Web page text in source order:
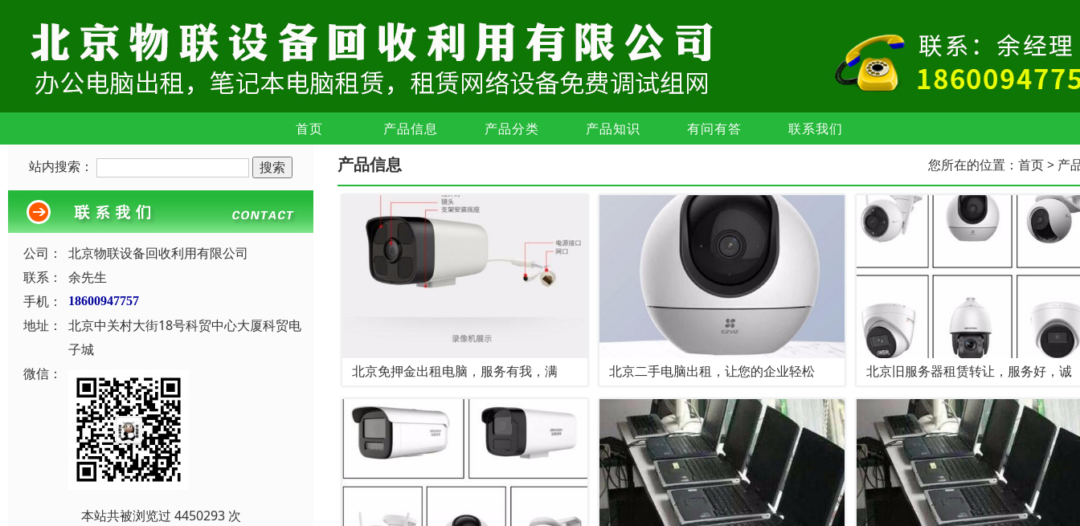
首页 产品信息 产品分类 产品知识 有问有答 联系我们
站内搜索：
公司：
北京物联设备回收利用有限公司
联系：
余先生
手机：
18600947757
地址：
北京中关村大街18号科贸中心大厦科贸电
子城
微信：
本站共被浏览过 4450293 次
产品信息 您所在的位置： 首页> 产
北京免押金出租电脑，服务有我，满 北京二手电脑出租，让您的企业轻松 北京旧服务器租赁转让，服务好，诚